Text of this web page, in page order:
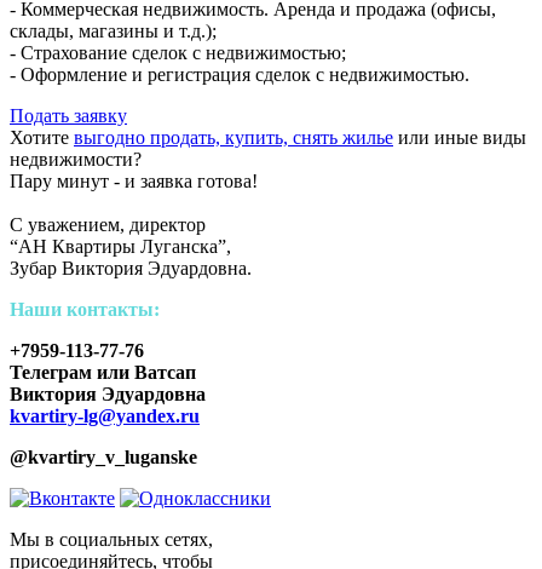
- Коммерческая недвижимость. Аренда и продажа (офисы,
склады, магазины и т.д.);
- Страхование сделок с недвижимостью;
- Оформление и регистрация сделок с недвижимостью.
Подать заявку
Хотите выгодно продать, купить, снять жилье или иные виды
недвижимости?
Пару минут - и заявка готова!
С уважением, директор
“АН Квартиры Луганска”,
Зубар Виктория Эдуардовна.
Наши контакты:
+7959-113-77-76
Телеграм или Ватсап
Виктория Эдуардовна
kvartiry-lg@yandex.ru
@kvartiry_v_luganske
Мы в социальных сетях,
присоединяйтесь, чтобы